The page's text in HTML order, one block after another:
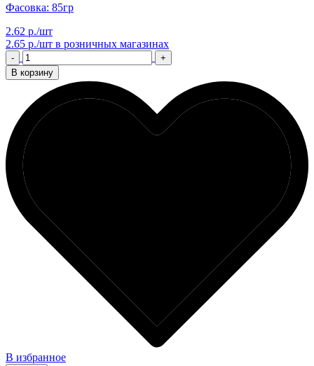
Фасовка: 85гр
2.62 р./шт
2.65 р./шт в розничных магазинах
-
+
В корзину
В избранное